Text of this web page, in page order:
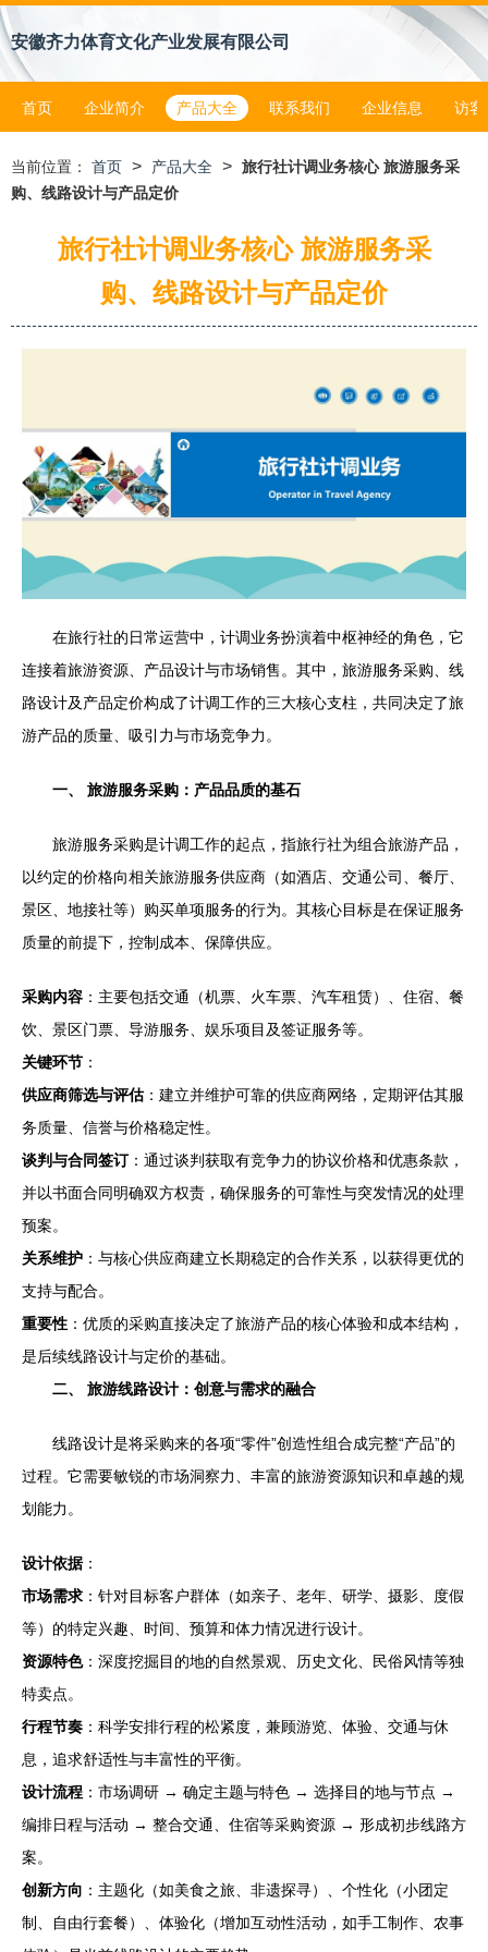
安徽齐力体育文化产业发展有限公司
首页 企业简介 产品大全 联系我们 企业信息 访客
当前位置： 首页 > 产品大全 > 旅行社计调业务核心 旅游服务采
购、线路设计与产品定价
旅行社计调业务核心 旅游服务采
购、线路设计与产品定价
在旅行社的日常运营中，计调业务扮演着中枢神经的角色，它
连接着旅游资源、产品设计与市场销售。其中，旅游服务采购、线
路设计及产品定价构成了计调工作的三大核心支柱，共同决定了旅
游产品的质量、吸引力与市场竞争力。
一、 旅游服务采购：产品品质的基石
旅游服务采购是计调工作的起点，指旅行社为组合旅游产品，
以约定的价格向相关旅游服务供应商（如酒店、交通公司、餐厅、
景区、地接社等）购买单项服务的行为。其核心目标是在保证服务
质量的前提下，控制成本、保障供应。
采购内容 ：主要包括交通（机票、火车票、汽车租赁）、住宿、餐
饮、景区门票、导游服务、娱乐项目及签证服务等。
关键环节 ：
供应商筛选与评估：建立并维护可靠的供应商网络，定期评估其服
务质量、信誉与价格稳定性。
谈判与合同签订：通过谈判获取有竞争力的协议价格和优惠条款，
并以书面合同明确双方权责，确保服务的可靠性与突发情况的处理
预案。
关系维护 ：与核心供应商建立长期稳定的合作关系，以获得更优的
支持与配合。
重要性 ：优质的采购直接决定了旅游产品的核心体验和成本结构，
是后续线路设计与定价的基础。
二、 旅游线路设计：创意与需求的融合
线路设计是将采购来的各项“零件”创造性组合成完整“产品”的
过程。它需要敏锐的市场洞察力、丰富的旅游资源知识和卓越的规
划能力。
设计依据：
市场需求 ：针对目标客户群体（如亲子、老年、研学、摄影、度假
等）的特定兴趣、时间、预算和体力情况进行设计。
资源特色：深度挖掘目的地的自然景观、历史文化、民俗风情等独
特卖点。
行程节奏 ：科学安排行程的松紧度，兼顾游览、体验、交通与休
息，追求舒适性与丰富性的平衡。
设计流程 ：市场调研 → 确定主题与特色 → 选择目的地与节点 →
编排日程与活动 → 整合交通、住宿等采购资源 → 形成初步线路方
案。
创新方向 ：主题化（如美食之旅、非遗探寻）、个性化（小团定
制、自由行套餐）、体验化（增加互动性活动，如手工制作、农事